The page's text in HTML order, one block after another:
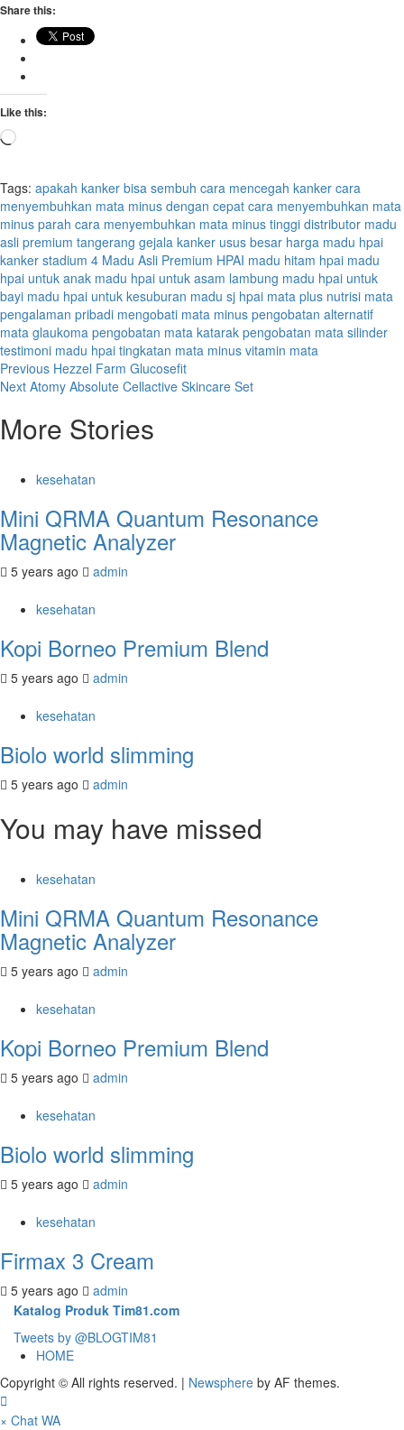
Share this:
Like this:
Loading…
Tags: apakah kanker bisa sembuh cara mencegah kanker cara
menyembuhkan mata minus dengan cepat cara menyembuhkan mata
minus parah cara menyembuhkan mata minus tinggi distributor madu
asli premium tangerang gejala kanker usus besar harga madu hpai
kanker stadium 4 Madu Asli Premium HPAI madu hitam hpai madu
hpai untuk anak madu hpai untuk asam lambung madu hpai untuk
bayi madu hpai untuk kesuburan madu sj hpai mata plus nutrisi mata
pengalaman pribadi mengobati mata minus pengobatan alternatif
mata glaukoma pengobatan mata katarak pengobatan mata silinder
testimoni madu hpai tingkatan mata minus vitamin mata
Post
navigation
Previous Hezzel Farm Glucosefit
Next Atomy Absolute Cellactive Skincare Set
More Stories
kesehatan
Mini QRMA Quantum Resonance
Magnetic Analyzer
5 years ago admin
kesehatan
Kopi Borneo Premium Blend
5 years ago admin
kesehatan
Biolo world slimming
5 years ago admin
You may have missed
kesehatan
Mini QRMA Quantum Resonance
Magnetic Analyzer
5 years ago admin
kesehatan
Kopi Borneo Premium Blend
5 years ago admin
kesehatan
Biolo world slimming
5 years ago admin
kesehatan
Firmax 3 Cream
5 years ago
admin
Katalog Produk Tim81.com
Tweets by @BLOGTIM81
HOME
Copyright © All rights reserved. | Newsphere by AF themes.
× Chat WA